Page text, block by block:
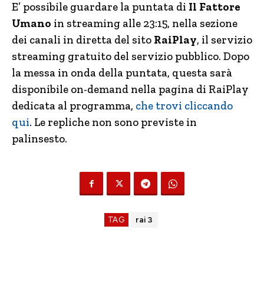
E’ possibile guardare la puntata di Il Fattore
Umano in streaming alle 23:15, nella sezione
dei canali in diretta del sito RaiPlay, il servizio
streaming gratuito del servizio pubblico. Dopo
la messa in onda della puntata, questa sarà
disponibile on-demand nella pagina di RaiPlay
dedicata al programma, che trovi cliccando
qui. Le repliche non sono previste in
palinsesto.
TAG rai 3